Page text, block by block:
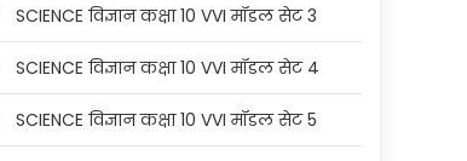
SCIENCE विज्ञान कक्षा 10 VVI मॉडल सेट 3
SCIENCE विज्ञान कक्षा 10 VVI मॉडल सेट 4
SCIENCE विज्ञान कक्षा 10 VVI मॉडल सेट 5